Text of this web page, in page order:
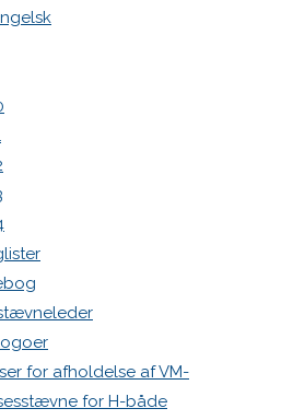
for afholdelse af VM-
for H-både